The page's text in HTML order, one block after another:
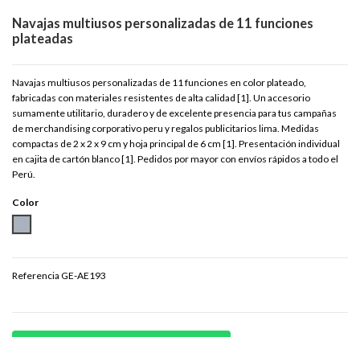
Navajas multiusos personalizadas de 11 funciones
plateadas
Navajas multiusos personalizadas de 11 funciones en color plateado,
fabricadas con materiales resistentes de alta calidad [1]. Un accesorio
sumamente utilitario, duradero y de excelente presencia para tus campañas
de merchandising corporativo peru y regalos publicitarios lima. Medidas
compactas de 2 x 2 x 9 cm y hoja principal de 6 cm [1]. Presentación individual
en cajita de cartón blanco [1]. Pedidos por mayor con envíos rápidos a todo el
Perú.
Color
Referencia GE-AE193